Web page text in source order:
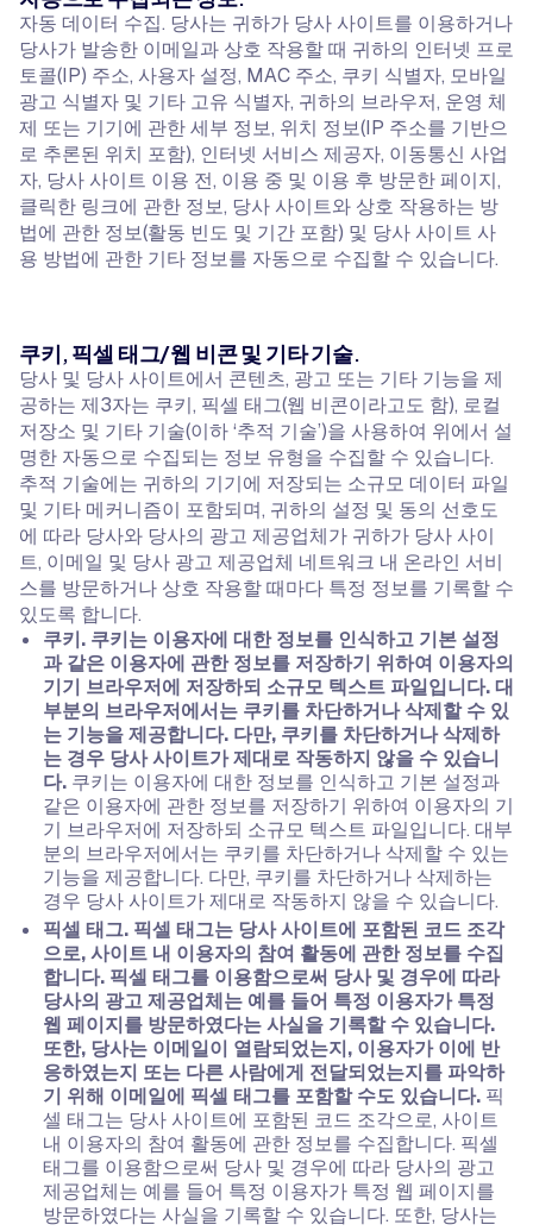
자동 데이터 수집. 당사는 귀하가 당사 사이트를 이용하거나
당사가 발송한 이메일과 상호 작용할 때 귀하의 인터넷 프로
토콜(IP) 주소, 사용자 설정, MAC 주소, 쿠키 식별자, 모바일
광고 식별자 및 기타 고유 식별자, 귀하의 브라우저, 운영 체
제 또는 기기에 관한 세부 정보, 위치 정보(IP 주소를 기반으
로 추론된 위치 포함), 인터넷 서비스 제공자, 이동통신 사업
자, 당사 사이트 이용 전, 이용 중 및 이용 후 방문한 페이지,
클릭한 링크에 관한 정보, 당사 사이트와 상호 작용하는 방
법에 관한 정보(활동 빈도 및 기간 포함) 및 당사 사이트 사
용 방법에 관한 기타 정보를 자동으로 수집할 수 있습니다.
쿠키, 픽셀 태그/웹 비콘 및 기타 기술.
당사 및 당사 사이트에서 콘텐츠, 광고 또는 기타 기능을 제
공하는 제3자는 쿠키, 픽셀 태그(웹 비콘이라고도 함), 로컬
저장소 및 기타 기술(이하 ‘추적 기술’)을 사용하여 위에서 설
명한 자동으로 수집되는 정보 유형을 수집할 수 있습니다.
추적 기술에는 귀하의 기기에 저장되는 소규모 데이터 파일
및 기타 메커니즘이 포함되며, 귀하의 설정 및 동의 선호도
에 따라 당사와 당사의 광고 제공업체가 귀하가 당사 사이
트, 이메일 및 당사 광고 제공업체 네트워크 내 온라인 서비
스를 방문하거나 상호 작용할 때마다 특정 정보를 기록할 수
있도록 합니다.
쿠키. 쿠키는 이용자에 대한 정보를 인식하고 기본 설정
과 같은 이용자에 관한 정보를 저장하기 위하여 이용자의
기기 브라우저에 저장하되 소규모 텍스트 파일입니다. 대
부분의 브라우저에서는 쿠키를 차단하거나 삭제할 수 있
는 기능을 제공합니다. 다만, 쿠키를 차단하거나 삭제하
는 경우 당사 사이트가 제대로 작동하지 않을 수 있습니
다. 쿠키는 이용자에 대한 정보를 인식하고 기본 설정과
같은 이용자에 관한 정보를 저장하기 위하여 이용자의 기
기 브라우저에 저장하되 소규모 텍스트 파일입니다. 대부
분의 브라우저에서는 쿠키를 차단하거나 삭제할 수 있는
기능을 제공합니다. 다만, 쿠키를 차단하거나 삭제하는
경우 당사 사이트가 제대로 작동하지 않을 수 있습니다.
픽셀 태그. 픽셀 태그는 당사 사이트에 포함된 코드 조각
으로, 사이트 내 이용자의 참여 활동에 관한 정보를 수집
합니다. 픽셀 태그를 이용함으로써 당사 및 경우에 따라
당사의 광고 제공업체는 예를 들어 특정 이용자가 특정
웹 페이지를 방문하였다는 사실을 기록할 수 있습니다.
또한, 당사는 이메일이 열람되었는지, 이용자가 이에 반
응하였는지 또는 다른 사람에게 전달되었는지를 파악하
기 위해 이메일에 픽셀 태그를 포함할 수도 있습니다. 픽
셀 태그는 당사 사이트에 포함된 코드 조각으로, 사이트
내 이용자의 참여 활동에 관한 정보를 수집합니다. 픽셀
태그를 이용함으로써 당사 및 경우에 따라 당사의 광고
제공업체는 예를 들어 특정 이용자가 특정 웹 페이지를
방문하였다는 사실을 기록할 수 있습니다. 또한, 당사는